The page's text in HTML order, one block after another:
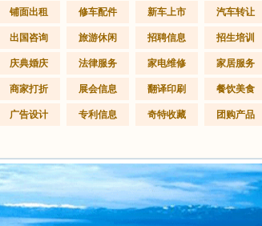
铺面出租 修车配件 新车上市 汽车转让
出国咨询 旅游休闲 招聘信息 招生培训
庆典婚庆 法律服务 家电维修 家居服务
商家打折 展会信息 翻译印刷 餐饮美食
广告设计 专利信息 奇特收藏 团购产品